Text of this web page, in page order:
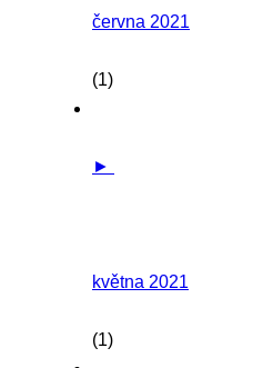
června 2021
(1)
►
května 2021
(1)